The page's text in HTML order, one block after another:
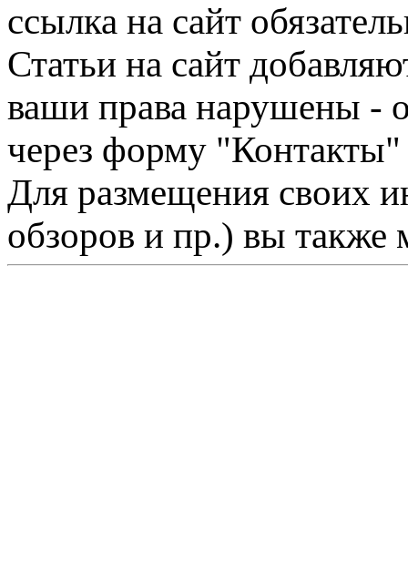
ссылка на сайт
Статьи на сайт
ваши права нарушены -
через форму "Контакты"
Для размещения своих
обзоров и пр.) вы также